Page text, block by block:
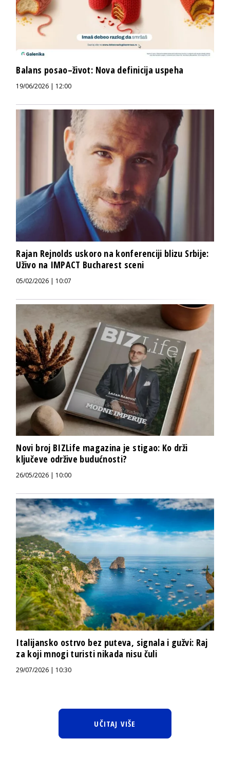
Balans posao–život: Nova definicija uspeha
19/06/2026 | 12:00
Rajan Rejnolds uskoro na konferenciji blizu Srbije:
Uživo na IMPACT Bucharest sceni
05/02/2026 | 10:07
Novi broj BIZLife magazina je stigao: Ko drži
ključeve održive budućnosti?
26/05/2026 | 10:00
Italijansko ostrvo bez puteva, signala i gužvi: Raj
za koji mnogi turisti nikada nisu čuli
29/07/2026 | 10:30
UČITAJ VIŠE